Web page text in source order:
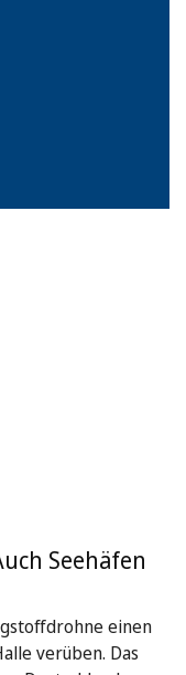
Seehäfen
einen
verüben. Das